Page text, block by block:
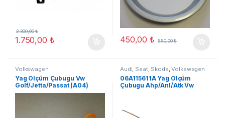
1.750,00 ₺
2.300,00₺
450,00₺ 550,00₺
Volkswagen
Yag Ölçüm Çubugu Vw
Golf/Jetta/Passat (A04)
Audi, Seat, Skoda,Volkswagen
06A115611A Yag Ölçüm
Çubugu Ahp/Anl/Atk Vw